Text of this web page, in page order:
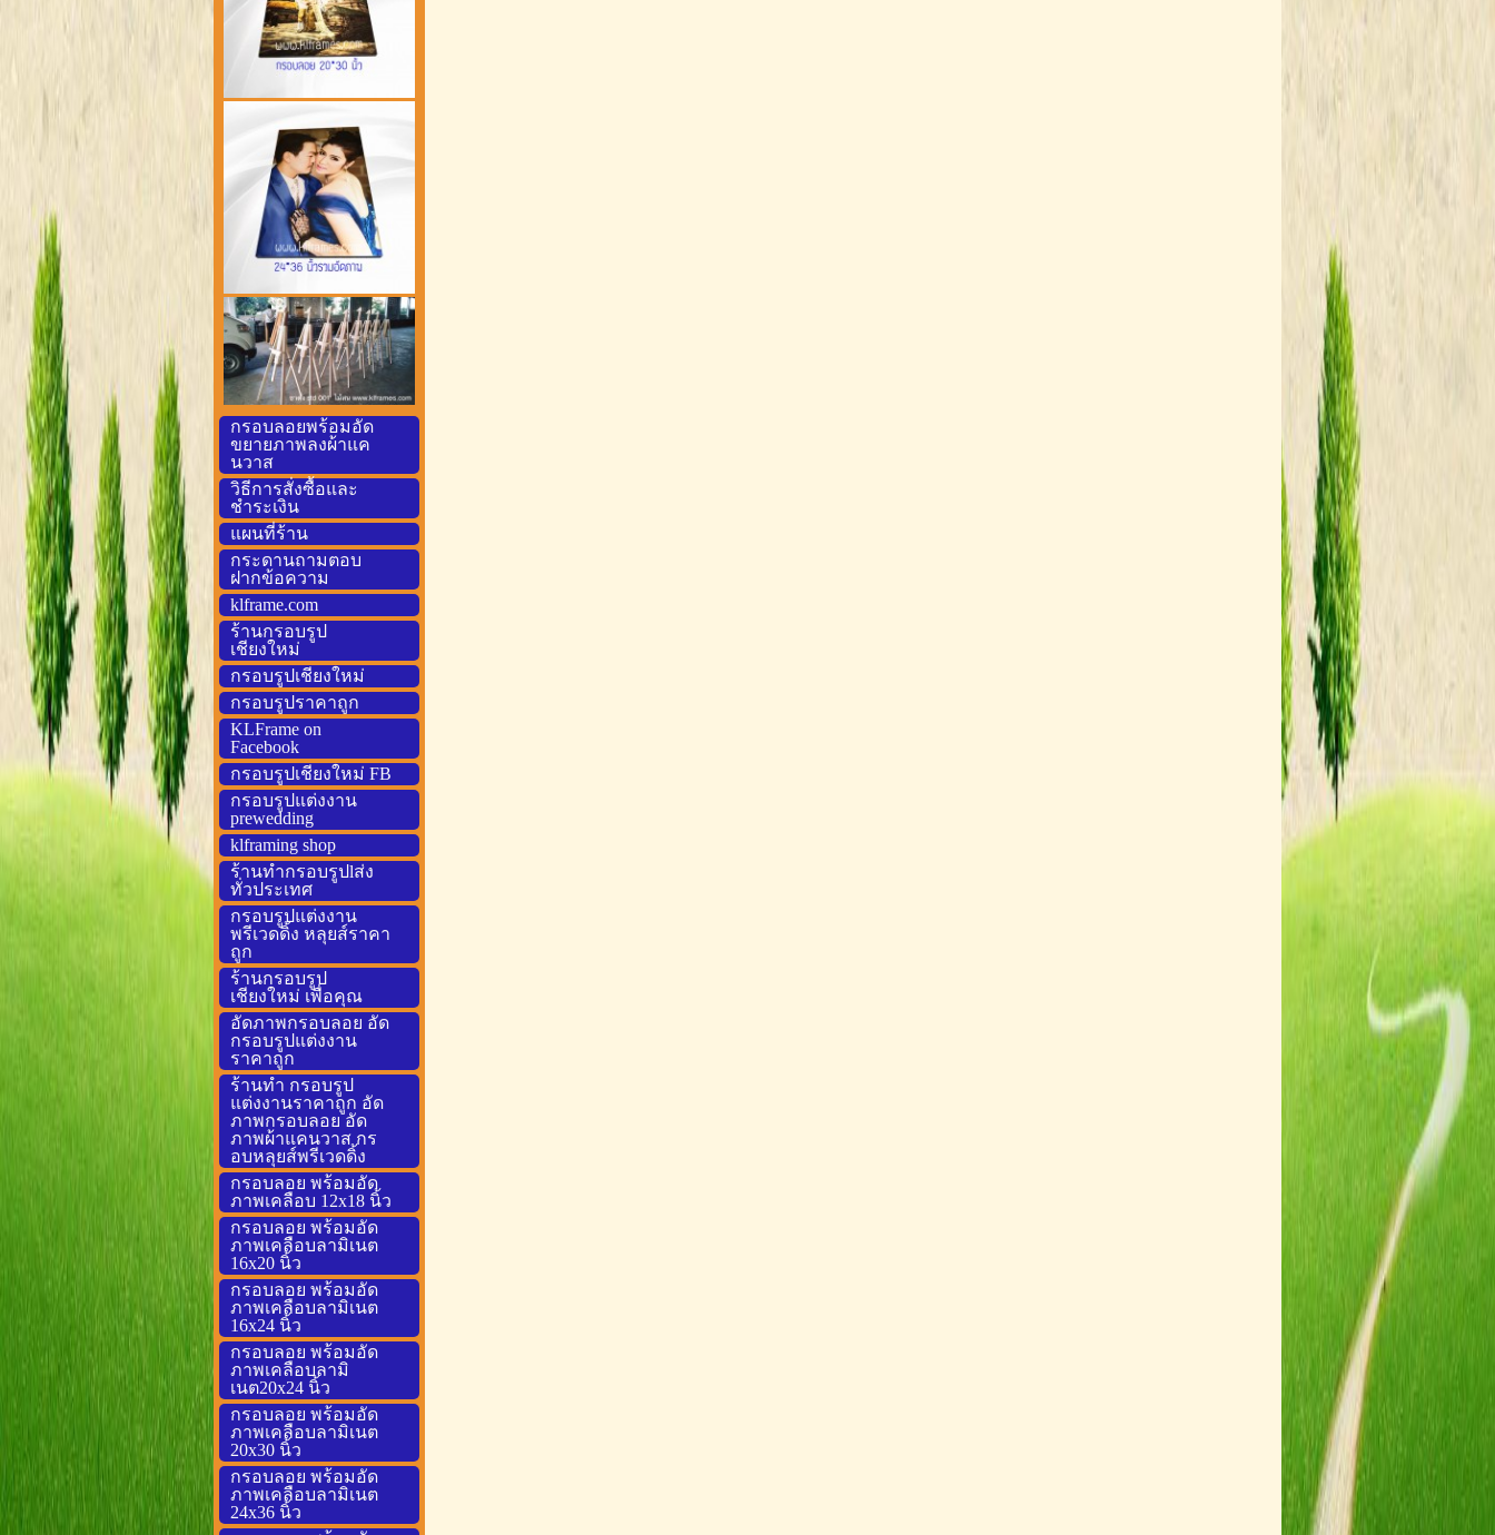
กรอบลอยพร้อมอัด
ขยายภาพลงผ้าแค
นวาส
วิธีการสั่งซื้อและ
ชำระเงิน
แผนที่ร้าน
กระดานถามตอบ
ฝากข้อความ
klframe.com
ร้านกรอบรูป
เชียงใหม่
กรอบรูปเชียงใหม่
กรอบรูปราคาถูก
KLFrame on
Facebook
กรอบรูปเชียงใหม่ FB
กรอบรูปแต่งงาน
prewedding
klframing shop
ร้านทำกรอบรูปlส่ง
ทั่วประเทศ
กรอบรูปแต่งงาน
พรีเวดดิ้ง หลุยส์ราคา
ถูก
ร้านกรอบรูป
เชียงใหม่ เพื่อคุณ
อัดภาพกรอบลอย อัด
กรอบรูปแต่งงาน
ราคาถูก
ร้านทำ กรอบรูป
แต่งงานราคาถูก อัด
ภาพกรอบลอย อัด
ภาพผ้าแคนวาส กร
อบหลุยส์พรีเวดดิ้ง
กรอบลอย พร้อมอัด
ภาพเคลือบ 12x18 นิ้ว
กรอบลอย พร้อมอัด
ภาพเคลือบลามิเนต
16x20 นิ้ว
กรอบลอย พร้อมอัด
ภาพเคลือบลามิเนต
16x24 นิ้ว
กรอบลอย พร้อมอัด
ภาพเคลือบลามิ
เนต20x24 นิ้ว
กรอบลอย พร้อมอัด
ภาพเคลือบลามิเนต
20x30 นิ้ว
กรอบลอย พร้อมอัด
ภาพเคลือบลามิเนต
24x36 นิ้ว